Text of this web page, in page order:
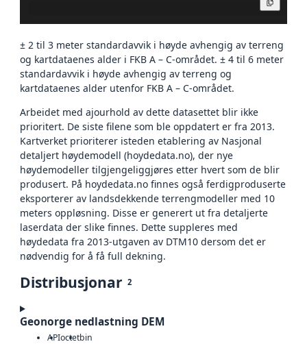
± 2 til 3 meter standardavvik i høyde avhengig av terreng
og kartdataenes alder i FKB A – C-området. ± 4 til 6 meter
standardavvik i høyde avhengig av terreng og
kartdataenes alder utenfor FKB A – C-området.
Arbeidet med ajourhold av dette datasettet blir ikke
prioritert. De siste filene som ble oppdatert er fra 2013.
Kartverket prioriterer isteden etablering av Nasjonal
detaljert høydemodell (hoydedata.no), der nye
høydemodeller tilgjengeliggjøres etter hvert som de blir
produsert. På hoydedata.no finnes også ferdigproduserte
eksporterer av landsdekkende terrengmodeller med 10
meters oppløsning. Disse er generert ut fra detaljerte
laserdata der slike finnes. Dette suppleres med
høydedata fra 2013-utgaven av DTM10 dersom det er
nødvendig for å få full dekning.
Distribusjonar 2
Geonorge nedlastning DEM
APIoctetbin